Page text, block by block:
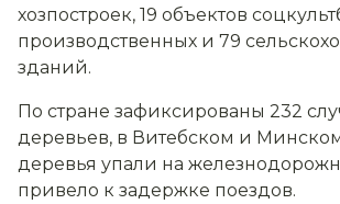
хозпостроек, 19 объектов
производственных и 79
зданий.
По стране зафиксированы 232
деревьев, в Витебском и
деревья упали на
привело к задержке поездов.